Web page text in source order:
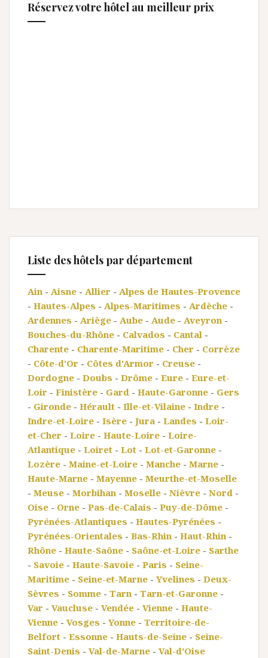
Réservez votre hôtel au meilleur prix
Liste des hôtels par département
Ain - Aisne - Allier - Alpes de Hautes-Provence
- Hautes-Alpes - Alpes-Maritimes - Ardèche -
Ardennes - Ariège - Aube - Aude - Aveyron -
Bouches-du-Rhône - Calvados - Cantal -
Charente - Charente-Maritime - Cher - Corrèze
- Côte-d'Or - Côtes d'Armor - Creuse -
Dordogne - Doubs - Drôme - Eure - Eure-et-
Loir - Finistère - Gard - Haute-Garonne - Gers
- Gironde - Hérault - Ille-et-Vilaine - Indre -
Indre-et-Loire - Isère - Jura - Landes - Loir-
et-Cher - Loire - Haute-Loire - Loire-
Atlantique - Loiret - Lot - Lot-et-Garonne -
Lozère - Maine-et-Loire - Manche - Marne -
Haute-Marne - Mayenne - Meurthe-et-Moselle
- Meuse - Morbihan - Moselle - Nièvre - Nord -
Oise - Orne - Pas-de-Calais - Puy-de-Dôme -
Pyrénées-Atlantiques - Hautes-Pyrénées -
Pyrénées-Orientales - Bas-Rhin - Haut-Rhin -
Rhône - Haute-Saône - Saône-et-Loire - Sarthe
- Savoie - Haute-Savoie - Paris - Seine-
Maritime - Seine-et-Marne - Yvelines - Deux-
Sèvres - Somme - Tarn - Tarn-et-Garonne -
Var - Vaucluse - Vendée - Vienne - Haute-
Vienne - Vosges - Yonne - Territoire-de-
Belfort - Essonne - Hauts-de-Seine - Seine-
Saint-Denis - Val-de-Marne - Val-d'Oise